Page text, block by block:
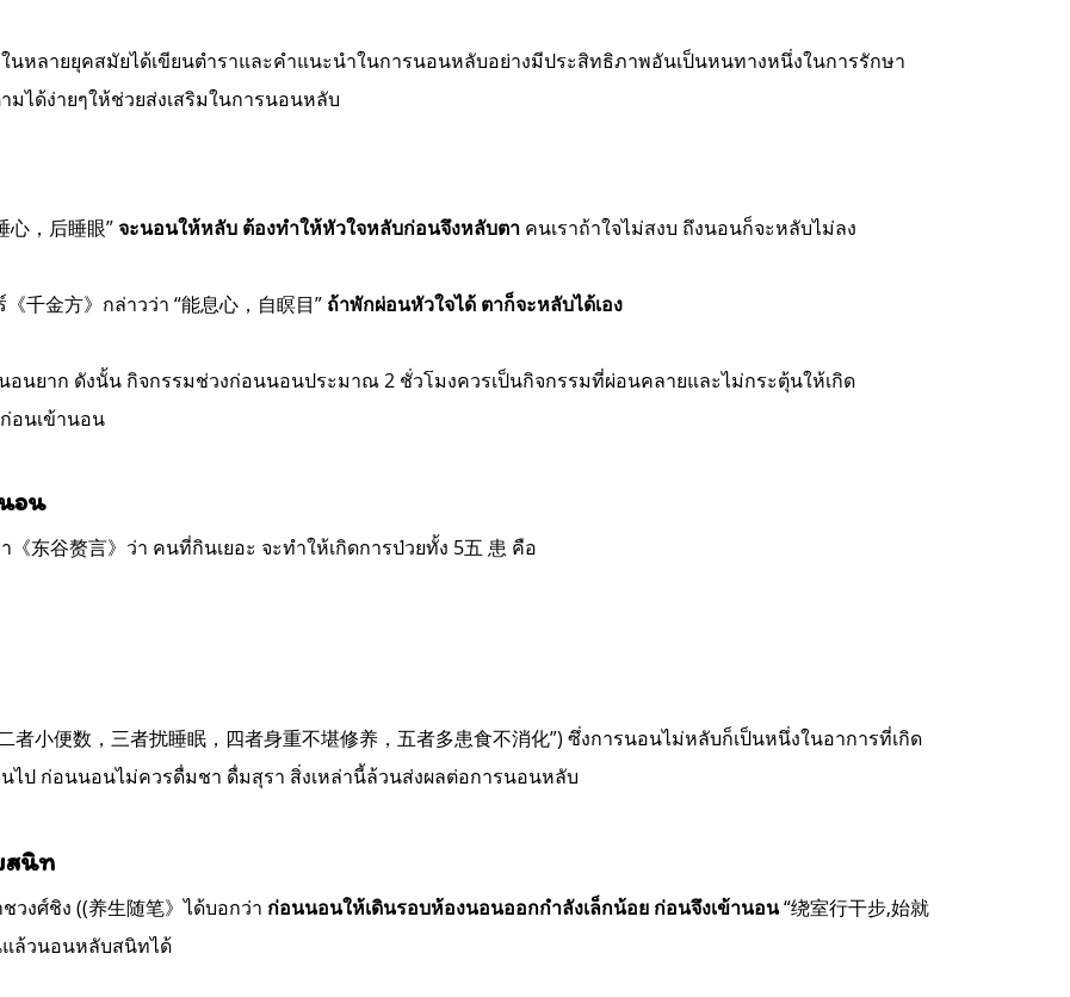
หลายยุคสมัยได้เขียนตำราและคำแนะนำในการนอนหลับอย่างมีประสิทธิภาพอันเป็นหนทางหนึ่งในการรักษา
ได้ง่ายๆให้ช่วยส่งเสริมในการนอนหลับ
心，后睡眼”จะนอนให้หลับ ต้องทำให้หัวใจหลับก่อนจึงหลับตา คนเราถ้าใจไม่สงบ ถึงนอนก็จะหลับไม่ลง
千金方》กล่าวว่า “能息心，自瞑目” ถ้าพักผ่อนหัวใจได้ ตาก็จะหลับได้เอง
อนยาก ดังนั้น กิจกรรมช่วงก่อนนอนประมาณ 2 ชั่วโมงควรเป็นกิจกรรมที่ผ่อนคลายและไม่กระตุ้นให้เกิด
อนเข้านอน
อน
东谷赘言》ว่า คนที่กินเยอะ จะทำให้เกิดการป่วยทั้ง 5五 患 คือ
小便数，三者扰睡眠，四者身重不堪修养，五者多患食不消化”) ซึ่งการนอนไม่หลับก็เป็นหนึ่งในอาการที่เกิด
ไป ก่อนนอนไม่ควรดื่มชา ดื่มสุรา สิ่งเหล่านี้ล้วนส่งผลต่อการนอนหลับ
สนิท
งศ์ชิง ((养生随笔》ได้บอกว่า ก่อนนอนให้เดินรอบห้องนอนออกกำลังเล็กน้อย ก่อนจึงเข้านอน“绕室行干步,始就
แล้วนอนหลับสนิทได้